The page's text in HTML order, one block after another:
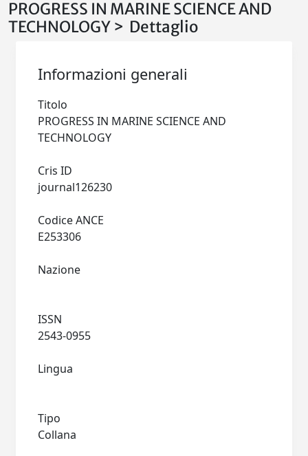
PROGRESS IN MARINE SCIENCE AND
TECHNOLOGY > Dettaglio
Informazioni generali
Titolo
PROGRESS IN MARINE SCIENCE AND
Cris ID
Codice ANCE
Nazione
ISSN
Lingua
Tipo
Collana